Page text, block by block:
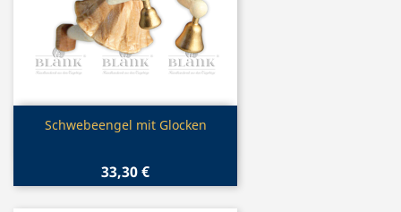
Vorschau
Schwebeengel mit Glocken
33,30 €